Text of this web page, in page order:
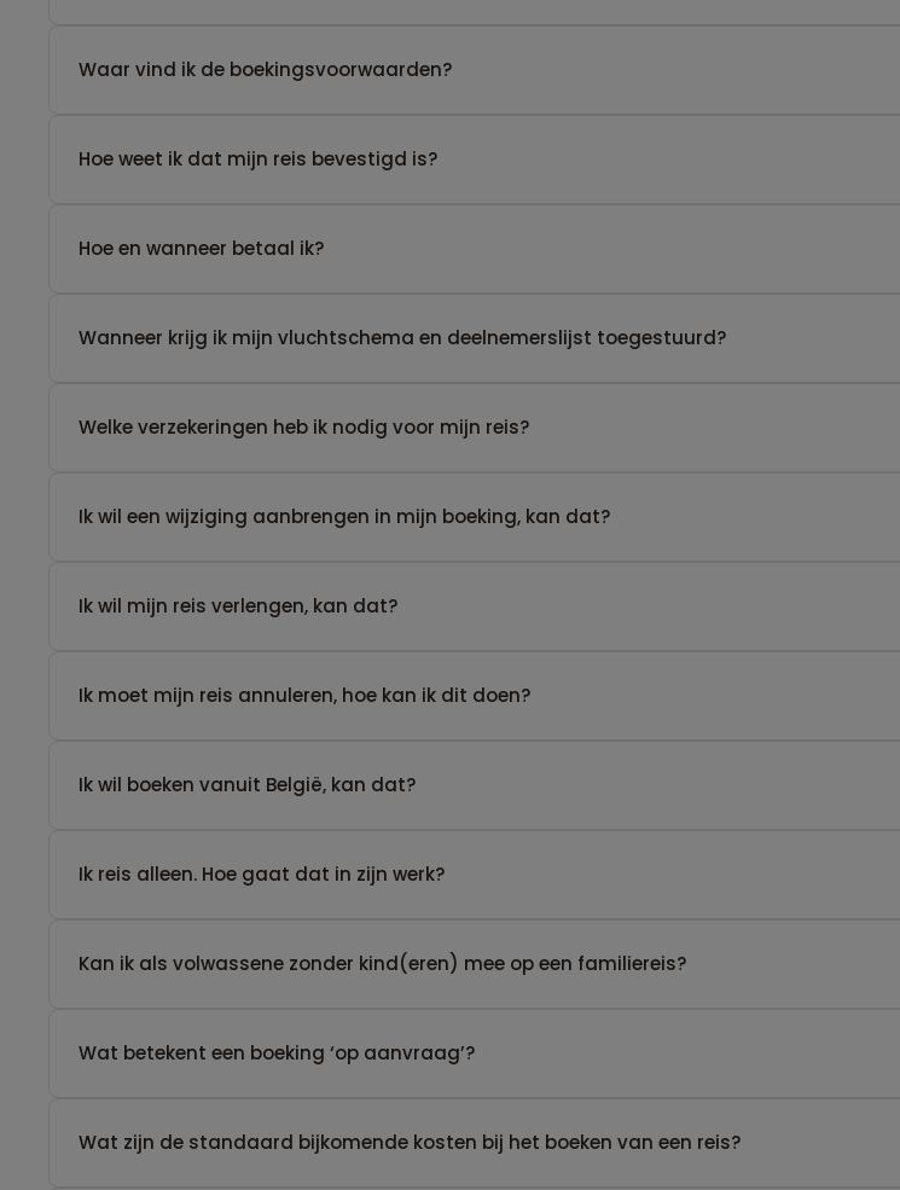
Waar vind ik de boekingsvoorwaarden?
Hoe weet ik dat mijn reis bevestigd is?
Hoe en wanneer betaal ik?
Wanneer krijg ik mijn vluchtschema en deelnemerslijst toegestuurd?
Welke verzekeringen heb ik nodig voor mijn reis?
Ik wil een wijziging aanbrengen in mijn boeking, kan dat?
Ik wil mijn reis verlengen, kan dat?
Ik moet mijn reis annuleren, hoe kan ik dit doen?
Ik wil boeken vanuit België, kan dat?
​Ik reis alleen. Hoe gaat dat in zijn werk?
Kan ik als volwassene zonder kind(eren) mee op een familiereis?
Wat betekent een boeking ‘op aanvraag’?
Wat zijn de standaard bijkomende kosten bij het boeken van een reis?